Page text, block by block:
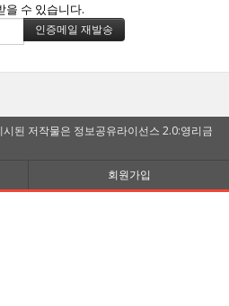
을 수 있습니다.
된 저작물은 정보공유라이선스 2.0:영리금
회원가입